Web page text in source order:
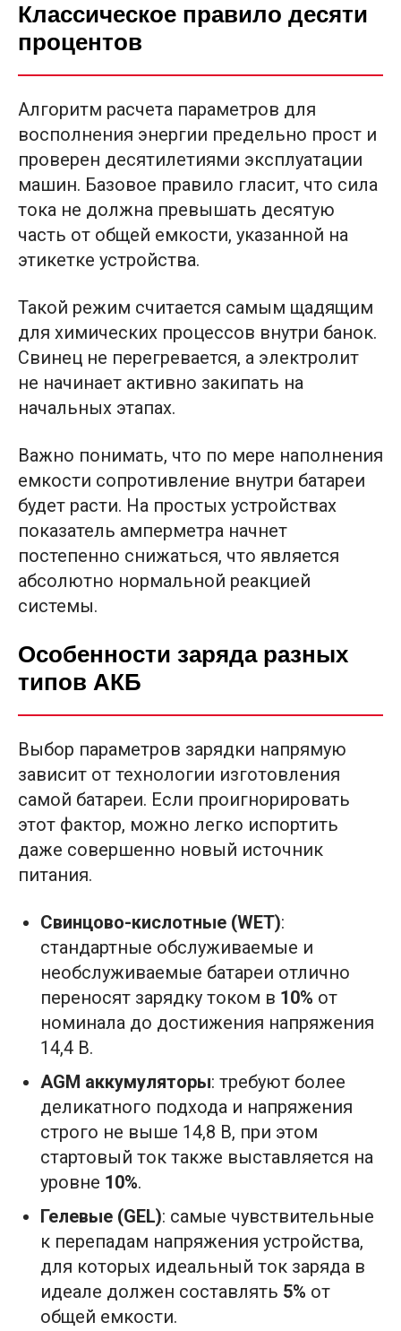
Классическое правило десяти
процентов
Алгоритм расчета параметров для
восполнения энергии предельно прост и
проверен десятилетиями эксплуатации
машин. Базовое правило гласит, что сила
тока не должна превышать десятую
часть от общей емкости, указанной на
этикетке устройства.
Такой режим считается самым щадящим
для химических процессов внутри банок.
Свинец не перегревается, а электролит
не начинает активно закипать на
начальных этапах.
Важно понимать, что по мере наполнения
емкости сопротивление внутри батареи
будет расти. На простых устройствах
показатель амперметра начнет
постепенно снижаться, что является
абсолютно нормальной реакцией
системы.
Особенности заряда разных
типов АКБ
Выбор параметров зарядки напрямую
зависит от технологии изготовления
самой батареи. Если проигнорировать
этот фактор, можно легко испортить
даже совершенно новый источник
питания.
Свинцово-кислотные (WET):
стандартные обслуживаемые и
необслуживаемые батареи отлично
переносят зарядку током в 10% от
номинала до достижения напряжения
14,4 В.
AGM аккумуляторы: требуют более
деликатного подхода и напряжения
строго не выше 14,8 В, при этом
стартовый ток также выставляется на
уровне 10%.
Гелевые (GEL): самые чувствительные
к перепадам напряжения устройства,
для которых идеальный ток заряда в
идеале должен составлять 5% от
общей емкости.